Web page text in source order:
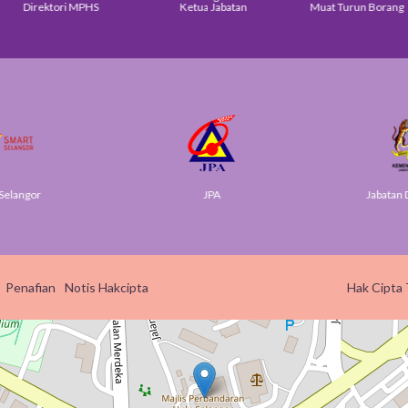
Direktori MPHS
Ketua Jabatan
Muat Turun Borang
JPA Jabatan
Penafian Notis Hakcipta Hak Cipta